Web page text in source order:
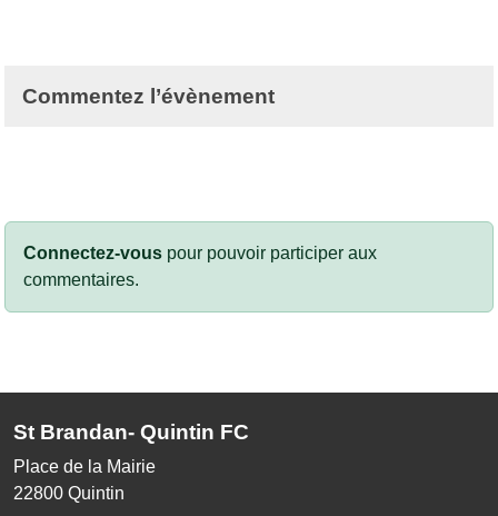
Commentez l’évènement
Connectez-vous pour pouvoir participer aux
commentaires.
St Brandan- Quintin FC
Place de la Mairie
22800 Quintin